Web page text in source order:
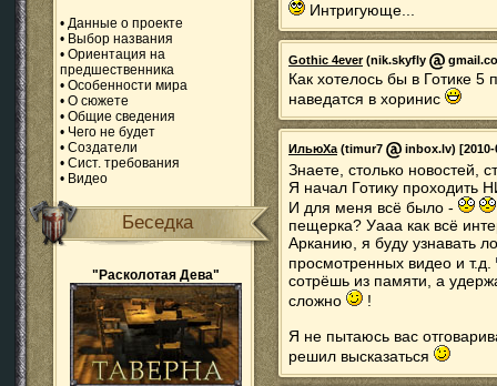
• Данные о проекте
• Выбор названия
• Ориентация на
предшественника
• Особенности мира
• О сюжете
• Общие сведения
• Чего не будет
• Создатели
• Сист. требования
• Видео
Беседка
"Расколотая Дева"
Интригующе...
Gothic 4ever(nik.skyfly
Как хотелось бы в Готике 5
наведатся в хоринис
ИльюХа(timur7 inbox.lv) [2010-
Знаете, столько новостей,
Я начал Готику
И для меня всё было -
пещерка? Уааа как всё
Арканию, я буду узнавать
просмотренных видео и т.д.
сотрёшь из памяти, а
сложно
!
Я не пытаюсь вас
решил высказаться